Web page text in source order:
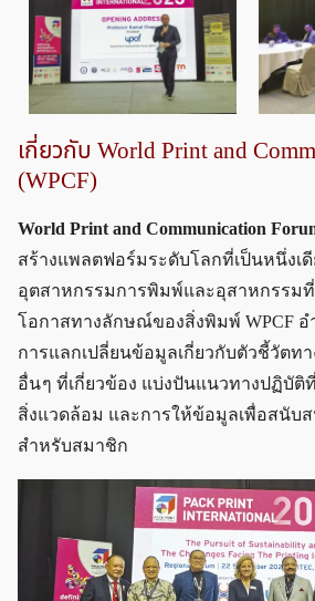
เกี่ยวกับ World Print and
(WPCF)
World Print and Communication
สร้างแพลตฟอร์มระดับโลกที่เป็นหนึ่งเ
อุตสาหกรรมการพิมพ์และอุสาหกรรมที่
โอกาสทางลักษณ์ของสิ่งพิมพ์ WPCF
การแลกเปลี่ยนข้อมูลเกี่ยวกับตัวชี้วัตท
อื่น ๆ ที่เกี่ยวข้อง แบ่งปันแนวทางปฏิบัติ
สิ่งแวดล้อม และการให้ข้อมูลเพื่อสนับ
สำหรับสมาชิก